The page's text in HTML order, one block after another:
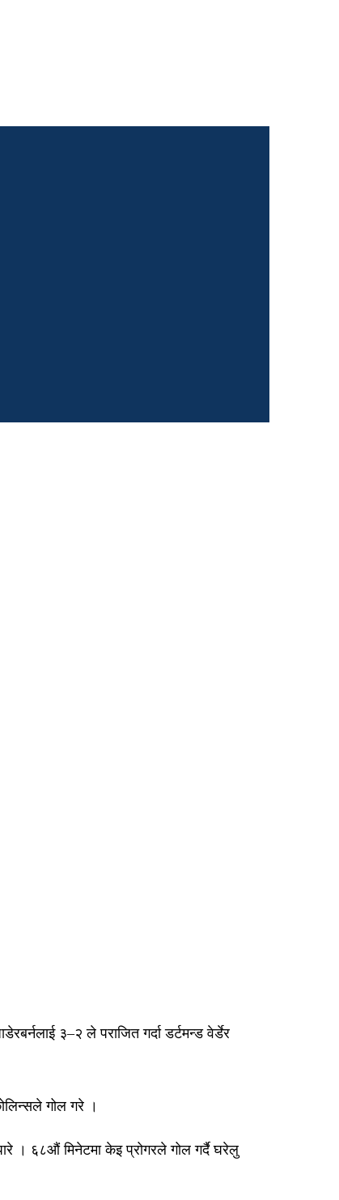
३–२ ले पराजित गर्दा डर्टमन्ड वेर्डेर
गोल गरे ।
। ६८औं मिनेटमा केइ प्रोगरले गोल गर्दै घरेलु